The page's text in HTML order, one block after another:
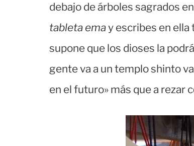
debajo de árboles sagrados
tableta emay escribes en ella
supone que los dioses la
gente va a un templo shinto
en el futuro» más que a